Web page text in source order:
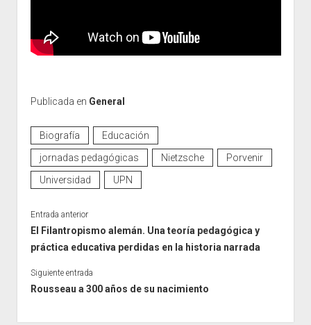
Publicada en General
Biografía
Educación
jornadas pedagógicas
Nietzsche
Porvenir
Universidad
UPN
Entrada anterior
El Filantropismo alemán. Una teoría pedagógica y
práctica educativa perdidas en la historia narrada
Siguiente entrada
Rousseau a 300 años de su nacimiento